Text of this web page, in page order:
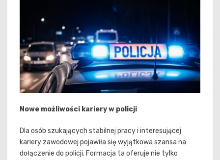
Nowe możliwości kariery w policji
Dla osób szukających stabilnej pracy i interesującej
kariery zawodowej pojawiła się wyjątkowa szansa na
dołączenie do policji. Formacja ta oferuje nie tylko